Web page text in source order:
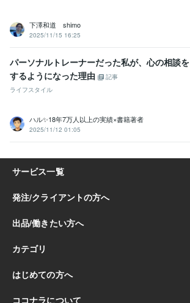
下澤和道 shimo
2025/11/15 16:25
パーソナルトレーナーだった私が、心の相談を
するようになった理由
記事
ライフスタイル
ハル✨18年7万人以上の実績×書籍著者
2025/11/12 01:05